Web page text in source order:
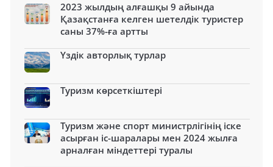
2023 жылдың алғашқы 9 айында
Қазақстанға келген шетелдік туристер
саны 37%-ға артты
Үздік авторлық турлар
Туризм көрсеткіштері
Туризм және спорт министрлігінің іске
асырған іс-шаралары мен 2024 жылға
арналған міндеттері туралы